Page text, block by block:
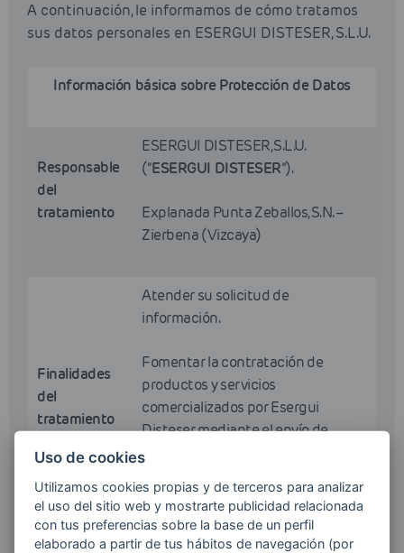
A continuación, le informamos de cómo tratamos
sus datos personales en ESERGUI DISTESER, S.L.U.
Información básica sobre Protección de Datos
Responsable
del
tratamiento
ESERGUI DISTESER, S.L.U.
(“ESERGUI DISTESER”).
Explanada Punta Zeballos, S.N. –
Zierbena (Vizcaya)
Finalidades
del
tratamiento
Atender su solicitud de
información.
Fomentar la contratación de
productos y servicios
comercializados por Esergui
Disteser mediante el envío de
comunicaciones comerciales por
electrónico.
Uso de cookies
Utilizamos cookies propias y de terceros para analizar
el uso del sitio web y mostrarte publicidad relacionada
con tus preferencias sobre la base de un perfil
elaborado a partir de tus hábitos de navegación (por